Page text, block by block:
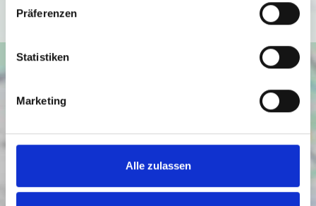
Präferenzen
Statistiken
Marketing
Alle zulassen